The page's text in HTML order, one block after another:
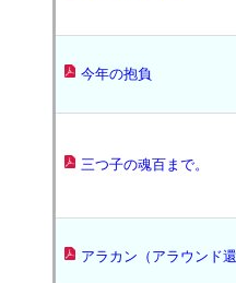
今年の抱負
三つ子の魂百まで。
アラカン（アラウンド